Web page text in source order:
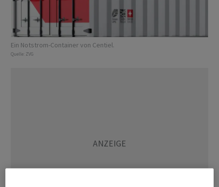
Ein Notstrom-Container von Centiel.
Quelle: ZVG